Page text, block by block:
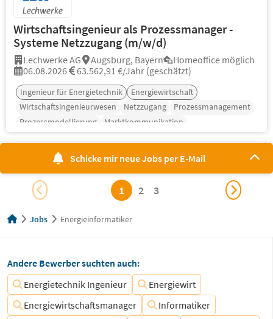
Wirtschaftsingenieur als Prozessmanager -
Systeme Netzzugang (m/w/d)
Lechwerke AG Augsburg, Bayern
Homeoffice möglich
06.08.2026
63.562,91 €/Jahr (geschätzt)
Ingenieur für Energietechnik
Energiewirtschaft
Wirtschaftsingenieurwesen
Netzzugang
Prozessmanagement
Prozessmodellierung
Marktkommunikation
Schicke mir neue Jobs per E-Mail
1 2 3
Jobs Energieinformatiker
Andere Bewerber suchten auch:
Energietechnik Ingenieur
Energiewirt
Energiewirtschaftsmanager
Informatiker